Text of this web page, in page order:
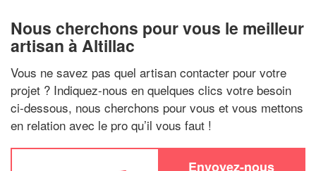
Nous cherchons pour vous le meilleur
artisan à Altillac
Vous ne savez pas quel artisan contacter pour votre
projet ? Indiquez-nous en quelques clics votre besoin
ci-dessous, nous cherchons pour vous et vous mettons
en relation avec le pro qu’il vous faut !
Envoyez-nous